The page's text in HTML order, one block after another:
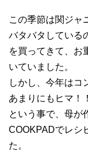
この季節は関ジャ
バタバタしている
を買ってきて、お
いていました。
しかし、今年はコ
あまりにもヒマ！！
という事で、母が
COOKPADでレシ
た。